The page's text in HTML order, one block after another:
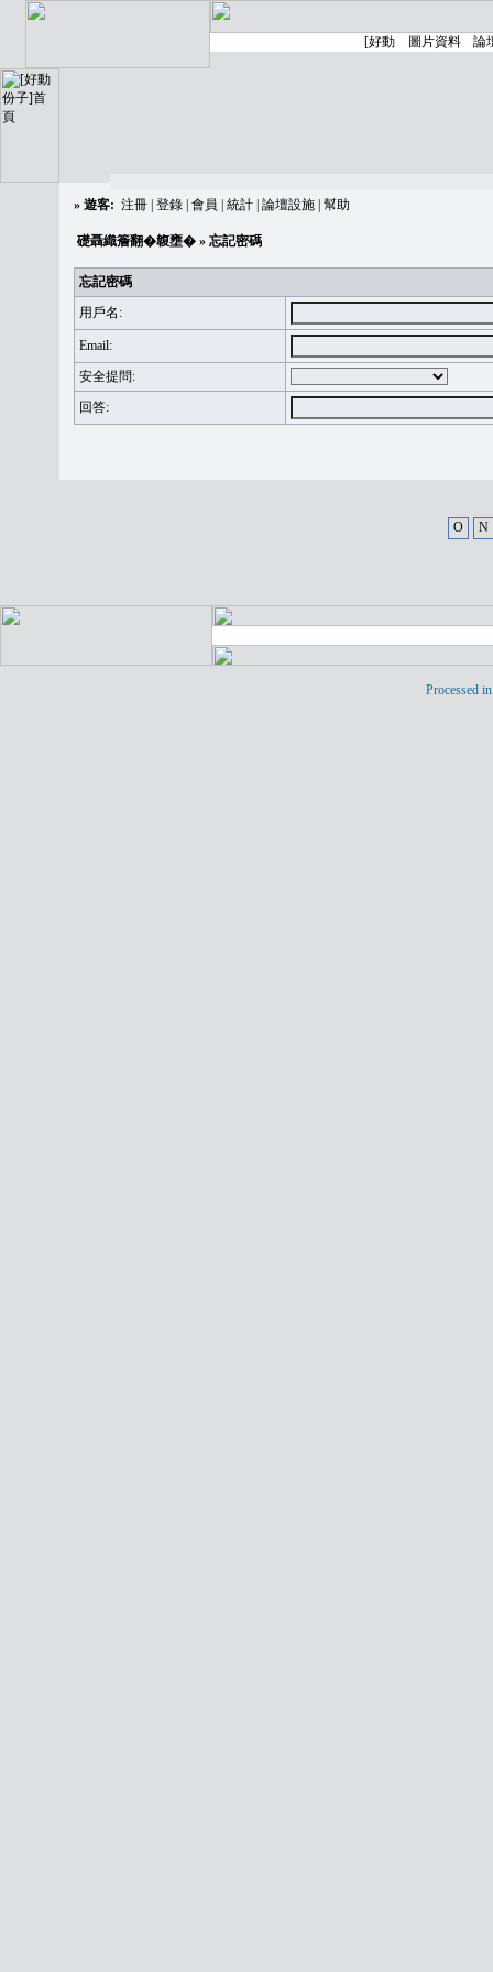
» 遊客: 注冊 登錄 會員 統計 論壇設施 幫助
礎聶織簷翻�䪖壅� » 忘記密碼
忘記密碼
用戶名:
Email:
安全提問:
回答:
O N
Processed